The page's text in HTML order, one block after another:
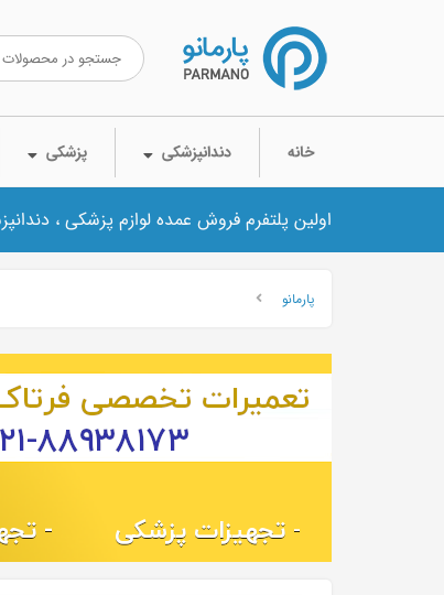
خانه دندانپزشکی پزشکی
اولین پلتفرم فروش عمده لوازم پزشکی ،
پارمانو